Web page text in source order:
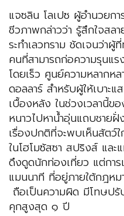
แจซลิน โลเปซ ผู้อำนวยก
ชีวภาพกล่าวว่า รู้สึกใจสล
ระทำเลวทราม ชัดเจนว่า
คนที่สามารถก่อความรุนแ
โดยเร็ว ศูนย์ความหลากห
ดอลลาร์ สำหรับผู้ให้เบาะ
เบื้องหลัง ในช่วงเวลานี้
หนาวไปหาน้ำอุ่นแถบชาย
เรื่องปกติที่จะพบเห็นสัตว์
ในโฮโมซัสซา สปริงส์ แล
ดึงดูดนักท่องเที่ยว แต่การ
แมนนาที ที่อยู่ภายใต้กฎห
ถือเป็นความผิด มีโทษป
คุกสูงสุด ๑ ปี